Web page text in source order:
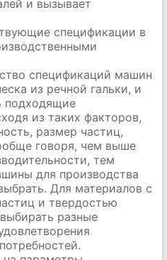
и вызывает
спецификации в
спецификаций машин
из речной гальки, и
подходящие
из таких факторов,
размер частиц,
говоря, чем выше
тем
для производства
Для материалов с
и твердостью
разные